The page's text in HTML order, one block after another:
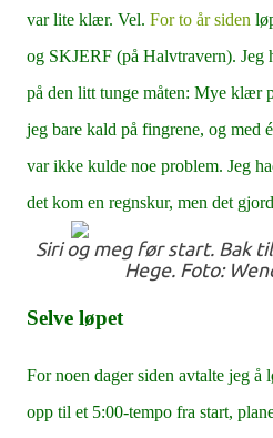
var lite klær. Vel. For to år siden
og SKJERF (på Halvtravern). Jeg
på den litt tunge måten: Mye klær
jeg bare kald på fingrene, og med
var ikke kulde noe problem. Jeg
det kom en regnskur, men det
Siri og meg før start. Bak
Hege. Foto:
Selve løpet
For noen dager siden avtalte jeg å
opp til et 5:00-tempo fra start,